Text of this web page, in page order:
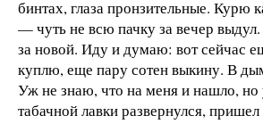
бинтах, глаза пронзительные. Курю
— чуть не всю пачку за вечер
за новой. Иду и думаю: вот сейчас
куплю, еще пару сотен выкину. В
Уж не знаю, что на меня и нашло,
табачной лавки развернулся,